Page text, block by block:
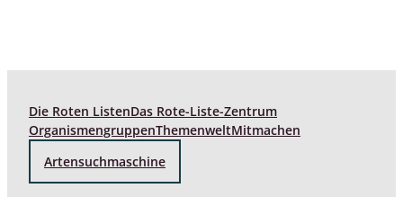
Die Roten ListenDas Rote-Liste-Zentrum
OrganismengruppenThemenweltMitmachen
Artensuchmaschine